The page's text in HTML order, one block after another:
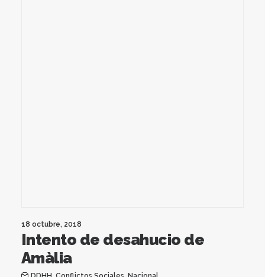
18 octubre, 2018
Intento de desahucio de
Amàlia